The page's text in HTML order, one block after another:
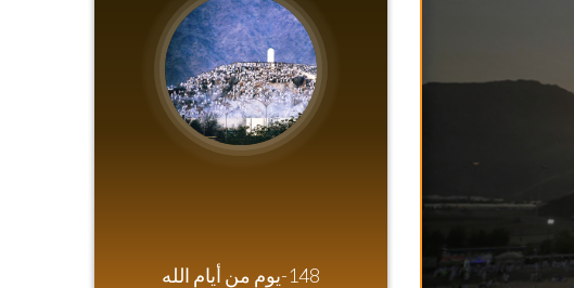
148-يوم من أيام الله